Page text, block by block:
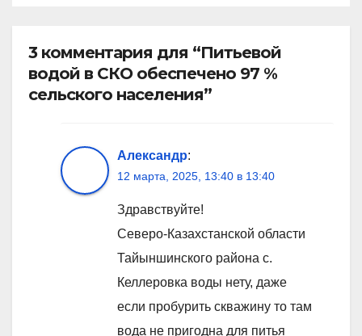
3 комментария для “Питьевой
водой в СКО обеспечено 97 %
сельского населения”
Александр:
12 марта, 2025, 13:40 в 13:40
Здравствуйте!
Северо-Казахстанской области
Тайыншинского района с.
Келлеровка воды нету, даже
если пробурить скважину то там
вода не пригодна для питья